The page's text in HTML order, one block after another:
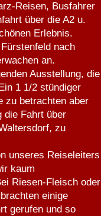
Reisen, Busfahrer
über die A2 u.
Erlebnis.
nach
an.
Ausstellung, die
1 1/2 stündiger
zu betrachten aber
die Fahrt über
zu
unseres Reiseleiters
kaum
Riesen-Fleisch oder
einige
gerufen und so